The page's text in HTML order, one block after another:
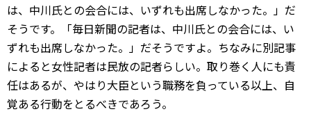
は、中川氏との会合には、いずれも出席しなかった。」だ
そうです。「毎日新聞の記者は、中川氏との会合には、い
ずれも出席しなかった。」だそうですよ。ちなみに別記事
によると女性記者は民放の記者らしい。取り巻く人にも責
任はあるが、やはり大臣という職務を負っている以上、自
覚ある行動をとるべきであろう。